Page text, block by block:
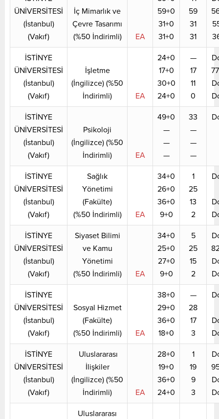
ÜNİVERSİTESİ
(İstanbul)
(Vakıf)
İç Mimarlık ve
Çevre Tasarımı
(%50 İndirimli)
EA
59+0
31+0
31+0
59
31
31
İSTİNYE
ÜNİVERSİTESİ
(İstanbul)
(Vakıf)
İşletme
(İngilizce) (%50
İndirimli)
EA
24+0
17+0
30+0
24+0
—
17
11
0
İSTİNYE
ÜNİVERSİTESİ
(İstanbul)
(Vakıf)
Psikoloji
(İngilizce) (%50
İndirimli)
EA
49+0
—
—
—
33
—
—
—
İSTİNYE
ÜNİVERSİTESİ
(İstanbul)
(Vakıf)
Sağlık
Yönetimi
(Fakülte)
(%50 İndirimli)
EA
34+0
26+0
36+0
9+0
1
25
13
2
İSTİNYE
ÜNİVERSİTESİ
(İstanbul)
(Vakıf)
Siyaset Bilimi
ve Kamu
Yönetimi
(%50 İndirimli)
EA
34+0
25+0
27+0
9+0
5
25
15
2
İSTİNYE
ÜNİVERSİTESİ
(İstanbul)
(Vakıf)
Sosyal Hizmet
(Fakülte)
(%50 İndirimli)
EA
38+0
29+0
36+0
18+0
—
28
17
3
İSTİNYE
ÜNİVERSİTESİ
(İstanbul)
(Vakıf)
Uluslararası
İlişkiler
(İngilizce) (%50
İndirimli)
EA
28+0
19+0
36+0
24+0
1
19
9
3
Uluslararası